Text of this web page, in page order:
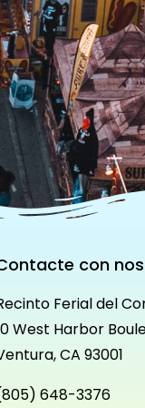
con
Ferial del
West Harbor
CA 93001
648-3376